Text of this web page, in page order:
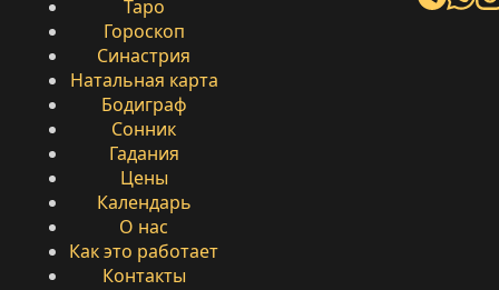
Таро
Гороскоп
Синастрия
Натальная карта
Бодиграф
Сонник
Гадания
Цены
Календарь
О нас
Как это работает
Контакты